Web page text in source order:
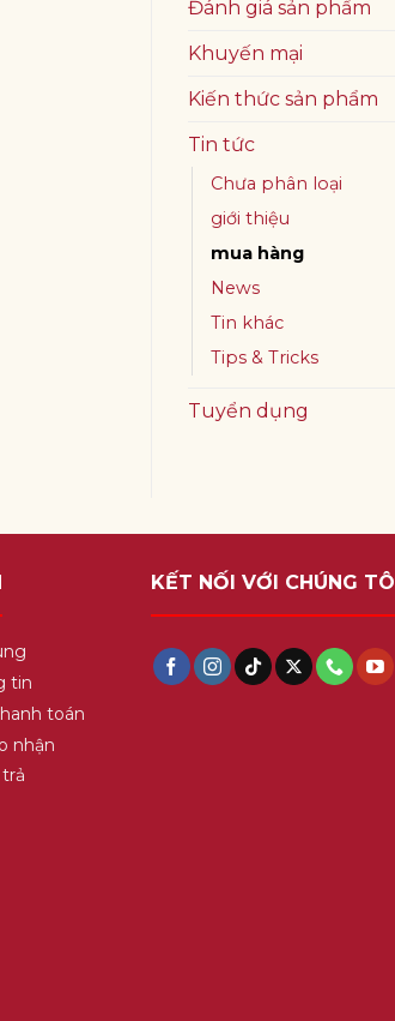
Đánh giá sản phẩm
Khuyến mại
Kiến thức sản phẩm
Tin tức
Chưa phân loại
giới thiệu
mua hàng
News
Tin khác
Tips & Tricks
Tuyển dụng
tin
toán
nhận
KẾT NỐI VỚI CHÚNG TÔI